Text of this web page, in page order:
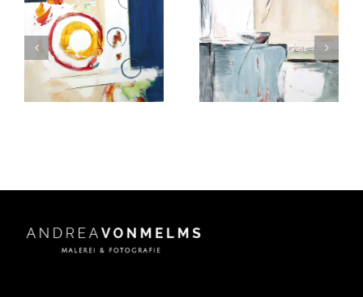
150 x 150 cm 2010106 145 x 155 cm 2016104